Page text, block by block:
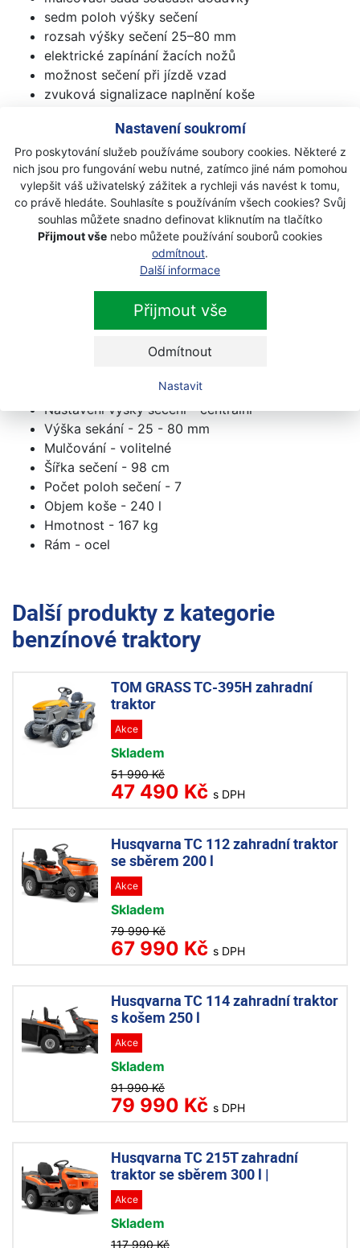
Nastavení soukromí
Pro poskytování služeb používáme soubory cookies. Některé z
nich jsou pro fungování webu nutné, zatímco jiné nám pomohou
vylepšit váš uživatelský zážitek a rychleji vás navést k tomu,
co právě hledáte. Souhlasíte s používáním všech cookies? Svůj
souhlas můžete snadno definovat kliknutím na tlačítko
Přijmout vše nebo můžete používání souborů cookies
odmítnout.
Další informace
Přijmout vše
Odmítnout
Nastavit
sedm poloh výšky sečení
rozsah výšky sečení 25–80 mm
elektrické zapínání žacích nožů
možnost sečení při jízdě vzad
zvuková signalizace naplnění koše
přední světlomety
ergonomický volant a pohodlné sedadlo
přední ochranný nárazník
dvě antiskalpovací kolečka
mycí přípojka žacího ústrojí
Technické údaje :
Motor - Loncin ST 450 OHV by Stiga
Objem motoru - 452 cm 3
Počet válců - 1
Výkonová kategorie - 16 HP
Typ převodovky - hydrostatická
Nastavení výšky sečení - centrální
Výška sekání - 25 - 80 mm
Mulčování - volitelné
Šířka sečení - 98 cm
Počet poloh sečení - 7
Objem koše - 240 l
Hmotnost - 167 kg
Rám - ocel
Další produkty z kategorie
benzínové traktory
TOM GRASS TC-395H zahradní
traktor
Akce
Skladem
51 990 Kč
47 490 Kč s DPH
Husqvarna TC 112 zahradní traktor
se sběrem 200 l
Akce
Skladem
79 990 Kč
67 990 Kč s DPH
Husqvarna TC 114 zahradní traktor
s košem 250 l
Akce
Skladem
91 990 Kč
79 990 Kč s DPH
Husqvarna TC 215T zahradní
traktor se sběrem 300 l |
Akce
Skladem
117 990 Kč